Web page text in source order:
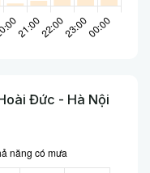
Đức - Hà Nội